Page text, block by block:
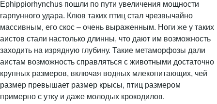
Ephippiorhynchus пошли по пути увеличения мощности
гарпунного удара. Клюв таких птиц стал чрезвычайно
массивным, его скос – очень выраженным. Ноги же у таких
аистов стали настолько длинны, что дают им возможность
заходить на изрядную глубину. Такие метаморфозы дали
аистам возможность справляться с животными достаточно
крупных размеров, включая водных млекопитающих, чей
размер превышает размер крысы, птиц размером
примерно с утку и даже молодых крокодилов.